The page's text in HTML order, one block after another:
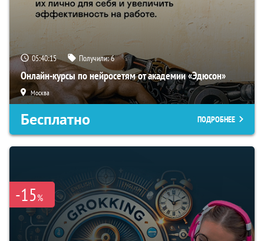
05:40:14 Получили:6
Онлайн-курсы по нейросетям от академии «Эдюсон»
Москва
Бесплатно ПОДРОБНЕЕ
-15%